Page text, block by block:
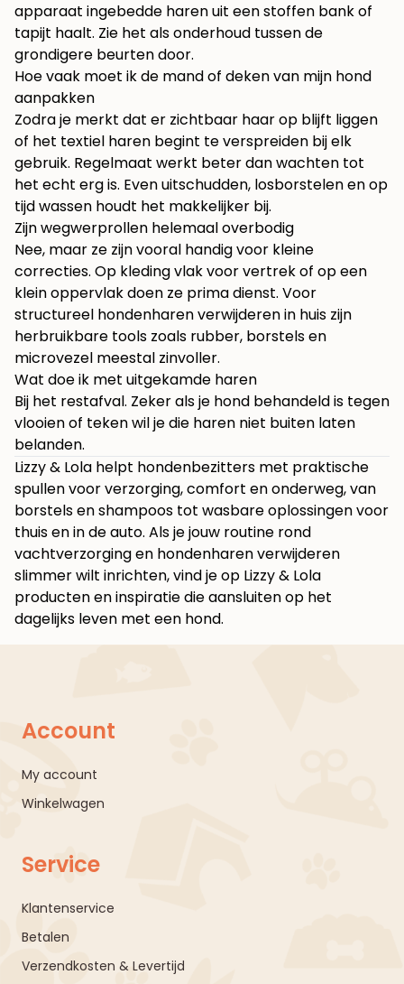
apparaat ingebedde haren uit een stoffen bank of
tapijt haalt. Zie het als onderhoud tussen de
grondigere beurten door.
Hoe vaak moet ik de mand of deken van mijn hond
aanpakken
Zodra je merkt dat er zichtbaar haar op blijft liggen
of het textiel haren begint te verspreiden bij elk
gebruik. Regelmaat werkt beter dan wachten tot
het echt erg is. Even uitschudden, losborstelen en op
tijd wassen houdt het makkelijker bij.
Zijn wegwerprollen helemaal overbodig
Nee, maar ze zijn vooral handig voor kleine
correcties. Op kleding vlak voor vertrek of op een
klein oppervlak doen ze prima dienst. Voor
structureel hondenharen verwijderen in huis zijn
herbruikbare tools zoals rubber, borstels en
microvezel meestal zinvoller.
Wat doe ik met uitgekamde haren
Bij het restafval. Zeker als je hond behandeld is tegen
vlooien of teken wil je die haren niet buiten laten
belanden.
Lizzy & Lola helpt hondenbezitters met praktische
spullen voor verzorging, comfort en onderweg, van
borstels en shampoos tot wasbare oplossingen voor
thuis en in de auto. Als je jouw routine rond
vachtverzorging en hondenharen verwijderen
slimmer wilt inrichten, vind je op Lizzy & Lola
producten en inspiratie die aansluiten op het
dagelijks leven met een hond.
Account
My account
Winkelwagen
Service
Klantenservice
Betalen
Verzendkosten & Levertijd